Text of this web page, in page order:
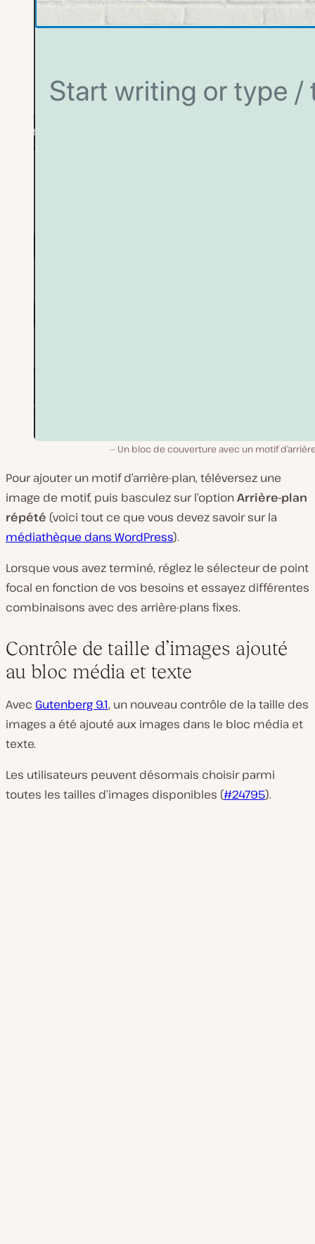
Un bloc de couverture avec un motif
Pour ajouter un motif d’arrière-plan, téléversez une
image de motif, puis basculez sur l’optionArrière-plan
répété (voici tout ce que vous devez savoir sur la
médiathèque dans WordPress).
Lorsque vous avez terminé, réglez le sélecteur de point
focal en fonction de vos besoins et essayez différentes
combinaisons avec des arrière-plans fixes.
Contrôle de taille d’images ajouté
au bloc média et texte
Avec Gutenberg 9.1, un nouveau contrôle de la taille des
images a été ajouté aux images dans le bloc média et
texte.
Les utilisateurs peuvent désormais choisir parmi
toutes les tailles d’images disponibles (#24795).